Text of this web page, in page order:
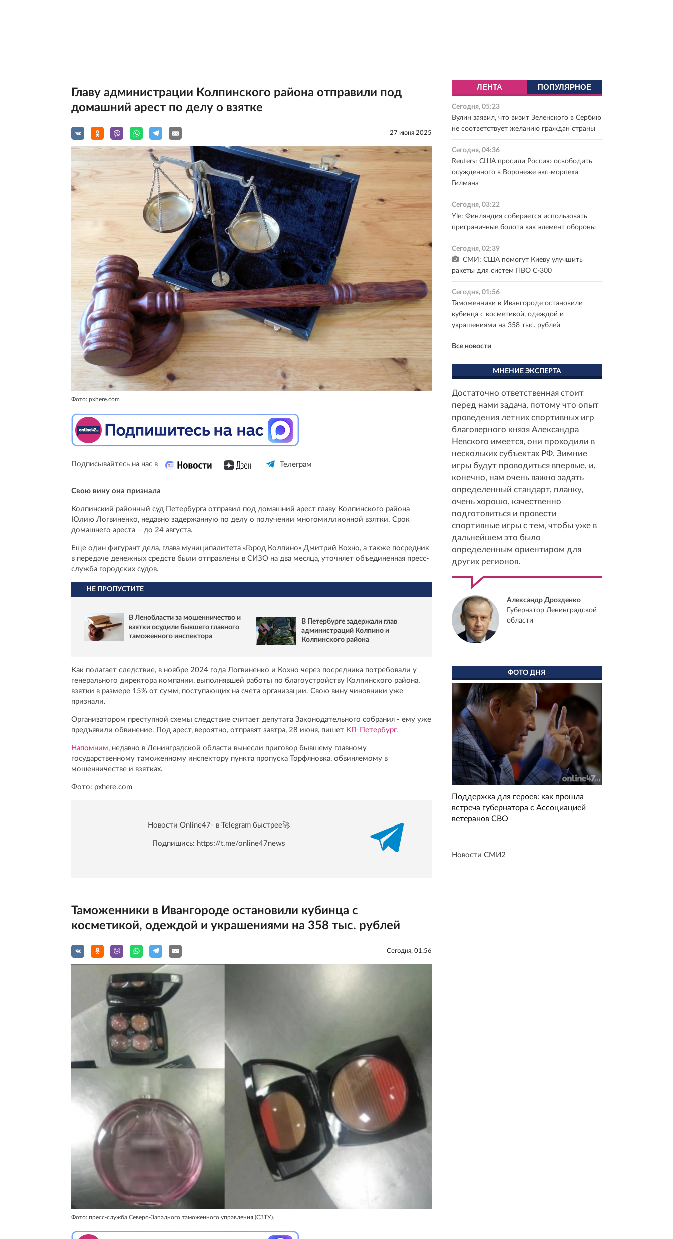
Главу администрации Колпинского района отправили под
домашний арест по делу о взятке
27 июня 2025
Фото: pxhere.com
Подписывайтесь на нас в Телеграм
Свою вину она признала
Колпинский районный суд Петербурга отправил под домашний арест главу Колпинского района
Юлию Логвиненко, недавно задержанную по делу о получении многомиллионной взятки. Срок
домашнего ареста – до 24 августа.
Еще один фигурант дела, глава муниципалитета «Город Колпино» Дмитрий Кохно, а также посредник
в передаче денежных средств были отправлены в СИЗО на два месяца, уточняет объединенная пресс-
служба городских судов.
НЕ ПРОПУСТИТЕ
В Ленобласти за мошенничество и
взятки осудили бывшего главного
таможенного инспектора
В Петербурге задержали глав
администраций Колпино и
Колпинского района
Как полагает следствие, в ноябре 2024 года Логвиненко и Кохно через посредника потребовали у
генерального директора компании, выполнявшей работы по благоустройству Колпинского района,
взятки в размере 15% от сумм, поступающих на счета организации. Свою вину чиновники уже
признали.
Организатором преступной схемы следствие считает депутата Законодательного собрания - ему уже
предъявили обвинение. Под арест, вероятно, отправят завтра, 28 июня, пишет КП-Петербург.
Напомним, недавно в Ленинградской области вынесли приговор бывшему главному
государственному таможенному инспектору пункта пропуска Торфяновка, обвиняемому в
мошенничестве и взятках.
Фото: pxhere.com
Новости Online47- в Telegram быстрее🚀
Подпишись: https://t.me/online47news
Таможенники в Ивангороде остановили кубинца с
косметикой, одеждой и украшениями на 358 тыс. рублей
Сегодня, 01:56
Фото: пресс-служба Северо-Западного таможенного управления (СЗТУ).
ЛЕНТА ПОПУЛЯРНОЕ
Сегодня, 05:23
Вулин заявил, что визит Зеленского в Сербию
не соответствует желанию граждан страны
Сегодня, 04:36
Reuters: США просили Россию освободить
осужденного в Воронеже экс-морпеха
Гилмана
Сегодня, 03:22
Yle: Финляндия собирается использовать
приграничные болота как элемент обороны
Сегодня, 02:39
СМИ: США помогут Киеву улучшить
ракеты для систем ПВО С-300
Сегодня, 01:56
Таможенники в Ивангороде остановили
кубинца с косметикой, одеждой и
украшениями на 358 тыс. рублей
Все новости
МНЕНИЕ ЭКСПЕРТА
Достаточно ответственная стоит
перед нами задача, потому что опыт
проведения летних спортивных игр
благоверного князя Александра
Невского имеется, они проходили в
нескольких субъектах РФ. Зимние
игры будут проводиться впервые, и,
конечно, нам очень важно задать
определенный стандарт, планку,
очень хорошо, качественно
подготовиться и провести
спортивные игры с тем, чтобы уже в
дальнейшем это было
определенным ориентиром для
других регионов.
Александр Дрозденко
Губернатор Ленинградской
области
ФОТО ДНЯ
Поддержка для героев: как прошла
встреча губернатора с Ассоциацией
ветеранов СВО
Новости СМИ2